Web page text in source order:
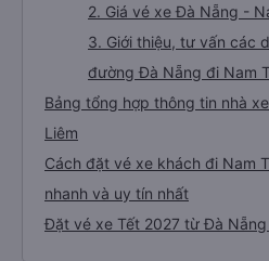
2. Giá vé xe Đà Nẵng -
3. Giới thiệu, tư vấn các
đường Đà Nẵng đi Nam
Bảng tổng hợp thông tin nhà
Liêm
Cách đặt vé xe khách đi Nam
nhanh và uy tín nhất
Đặt vé xe Tết 2027 từ Đà Nẵng